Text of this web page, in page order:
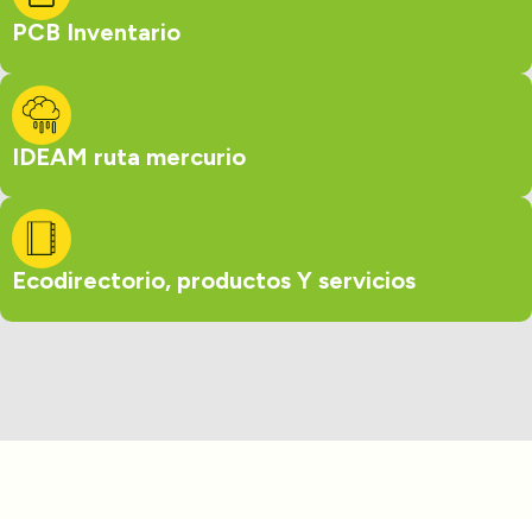
PCB Inventario
IDEAM ruta mercurio
Ecodirectorio, productos Y servicios